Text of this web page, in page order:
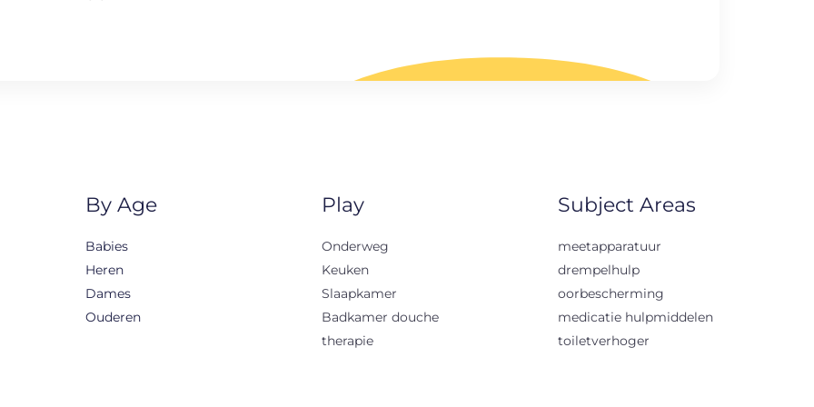
By Age
Babies
Heren
Dames
Ouderen
Play
Onderweg
Keuken
Slaapkamer
Badkamer douche
therapie
Subject Areas
meetapparatuur
drempelhulp
oorbescherming
medicatie hulpmiddelen
toiletverhoger